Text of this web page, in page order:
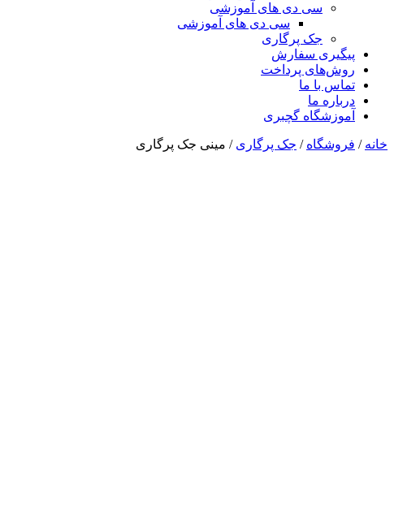
سی دی های آموزشی
سی دی های آموزشی
جک پرگاری
پیگیری سفارش
روش‌های پرداخت
تماس با ما
درباره ما
آموزشگاه گچبری
خانه / فروشگاه / جک پرگاری / مینی جک پرگاری